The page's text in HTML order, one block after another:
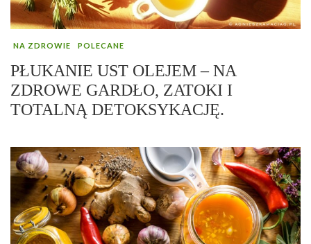
NA ZDROWIE POLECANE
PŁUKANIE UST OLEJEM – NA
ZDROWE GARDŁO, ZATOKI I
TOTALNĄ DETOKSYKACJĘ.